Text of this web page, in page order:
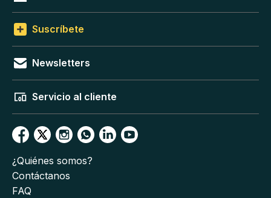
Suscríbete
Newsletters
Servicio al cliente
¿Quiénes somos?
Contáctanos
FAQ